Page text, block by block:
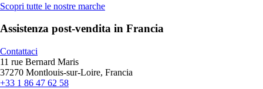
Scopri tutte le nostre marche
Assistenza post-vendita in Francia
Contattaci
11 rue Bernard Maris
37270 Montlouis-sur-Loire, Francia
+33 1 86 47 62 58